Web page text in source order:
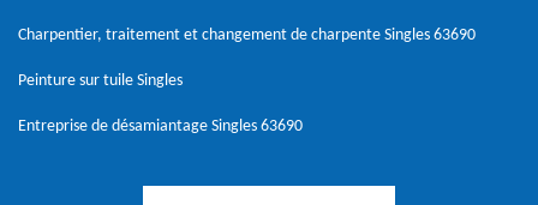
Charpentier, traitement et changement de charpente Singles 63690
Peinture sur tuile Singles
Entreprise de désamiantage Singles 63690